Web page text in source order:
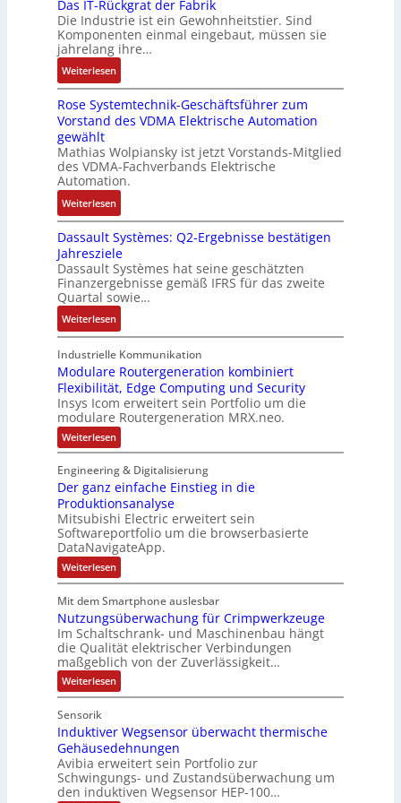
n
t
a
a
h
m
e
,
g
e
p
r
ä
g
t
d
u
r
c
h
d
a
s
A
u
s
l
a
n
d
s
e
s
c
h
ä
f
t
b
e
i
t
s
k
r
ä
f
t
e
n
d
i
e
r
t
c
h
a
l
t
u
n
g
l
o
s
e
M
u
l
t
t
u
r
n
-
K
i
t
E
n
c
d
e
r
b
e
s
s
e
r
t
L
a
s
e
r
t
r
i
a
n
g
l
a
t
i
o
n
Das IT-Rückgrat der Fabrik
Die Industrie ist ein Gewohnheitstier. Sind
Komponenten einmal eingebaut, müssen sie
jahrelang ihre…
Weiterlesen:
D
a
s
T
-
R
ü
c
k
g
r
a
t
d
e
r
F
a
b
r
i
Rose Systemtechnik-Geschäftsführer zum
Vorstand des VDMA Elektrische Automation
gewählt
Mathias Wolpiansky ist jetzt Vorstands-Mitglied
des VDMA-Fachverbands Elektrische
Automation.
Weiterlesen:
R
o
s
e
S
y
s
t
e
m
t
e
h
n
i
k
-
G
e
s
c
ä
f
t
s
f
ü
r
e
r
z
u
Dassault Systèmes: Q2-Ergebnisse bestätigen
Jahresziele
Dassault Systèmes hat seine geschätzten
Finanzergebnisse gemäß IFRS für das zweite
Quartal sowie…
Weiterlesen:
D
a
s
a
u
l
t
S
y
s
t
è
m
e
:
Q
2
-
E
r
e
b
n
i
s
Industrielle Kommunikation
Modulare Routergeneration kombiniert
Flexibilität, Edge Computing und Security
Insys Icom erweitert sein Portfolio um die
modulare Routergeneration MRX.neo.
Weiterlesen:
M
d
u
l
a
r
e
R
o
u
t
e
r
g
e
n
e
r
a
t
k
o
m
b
i
Engineering & Digitalisierung
Der ganz einfache Einstieg in die
Produktionsanalyse
Mitsubishi Electric erweitert sein
Softwareportfolio um die browserbasierte
DataNavigateApp.
Weiterlesen:
D
r
g
a
n
z
e
i
n
c
h
e
E
i
n
Mit dem Smartphone auslesbar
Nutzungsüberwachung für Crimpwerkzeuge
Im Schaltschrank- und Maschinenbau hängt
die Qualität elektrischer Verbindungen
maßgeblich von der Zuverlässigkeit…
Weiterlesen:
N
z
u
n
g
s
ü
Sensorik
Induktiver Wegsensor überwacht thermische
Gehäusedehnungen
Avibia erweitert sein Portfolio zur
Schwingungs- und Zustandsüberwachung um
den induktiven Wegsensor HEP-100…